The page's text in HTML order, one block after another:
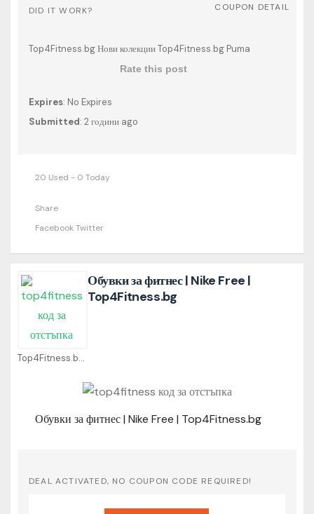
DID IT WORK? COUPON DETAIL
Top4Fitness.bg Нови колекции Top4Fitness.bg Puma
Rate this post
Expires: No Expires
Submitted: 2 години ago
20 Used - 0 Today
Share
FacebookTwitter
Top4Fitness.bg Coupons
Обувки за фитнес | Nike Free |
Top4Fitness.bg
Обувки за фитнес | Nike Free | Top4Fitness.bg
DEAL ACTIVATED, NO COUPON CODE REQUIRED!